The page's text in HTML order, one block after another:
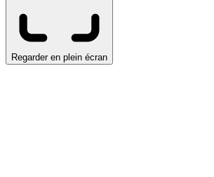
Regarder en plein écran